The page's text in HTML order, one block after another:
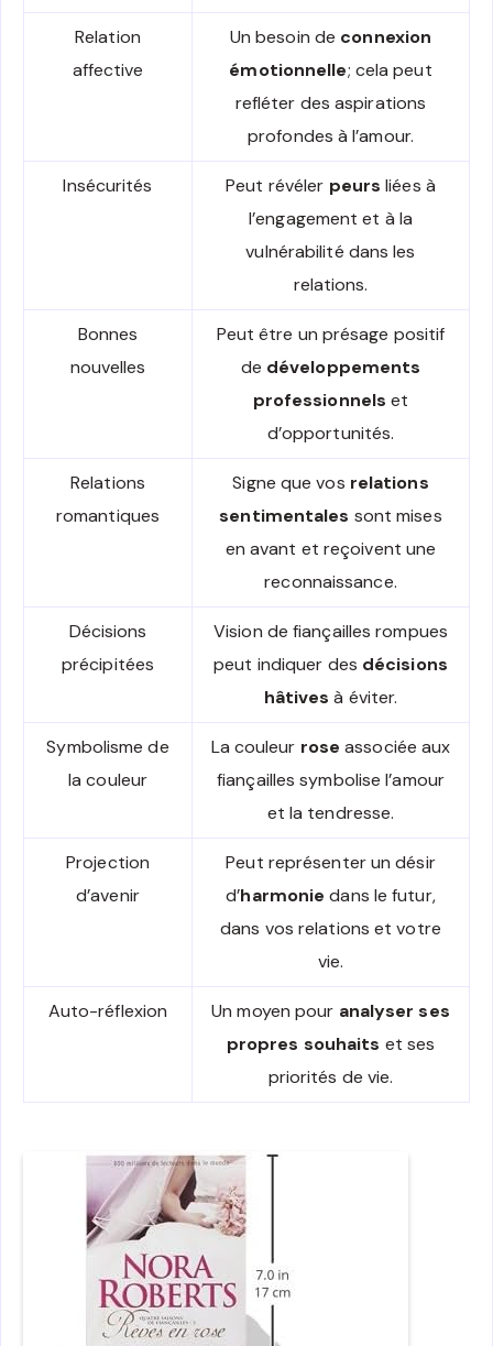
Relation
affective
Un besoin de connexion
émotionnelle; cela peut
refléter des aspirations
profondes à l’amour.
Insécurités Peut révéler peurs liées à
l’engagement et à la
vulnérabilité dans les
relations.
Bonnes
nouvelles
Peut être un présage positif
de développements
professionnels et
d’opportunités.
Relations
romantiques
Signe que vos relations
sentimentales sont mises
en avant et reçoivent une
reconnaissance.
Décisions
précipitées
Vision de fiançailles rompues
peut indiquer des décisions
hâtives à éviter.
Symbolisme de
la couleur
La couleur rose associée aux
fiançailles symbolise l’amour
et la tendresse.
Projection
d’avenir
Peut représenter un désir
d’harmonie dans le futur,
dans vos relations et votre
vie.
Auto-réflexion Un moyen pour analyser ses
propres souhaits et ses
priorités de vie.